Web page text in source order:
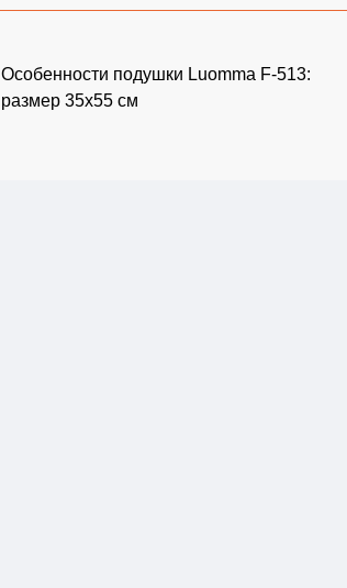
Особенности подушки Luomma F-513:
размер 35х55 см